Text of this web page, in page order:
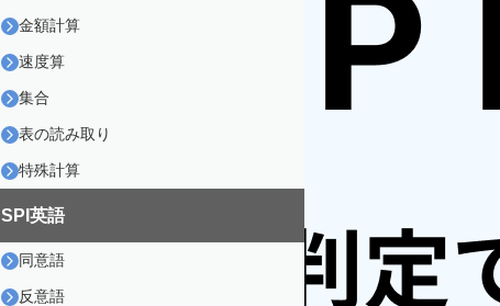
金額計算
速度算
集合
表の読み取り
特殊計算
SPI英語
同意語
反意語